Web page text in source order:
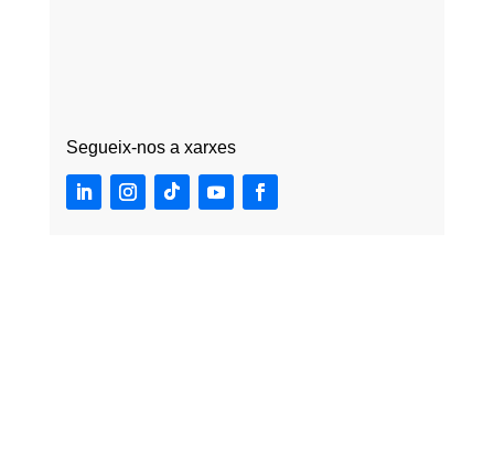
Segueix-nos a xarxes